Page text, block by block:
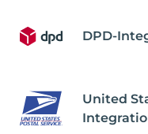
DPD-
United